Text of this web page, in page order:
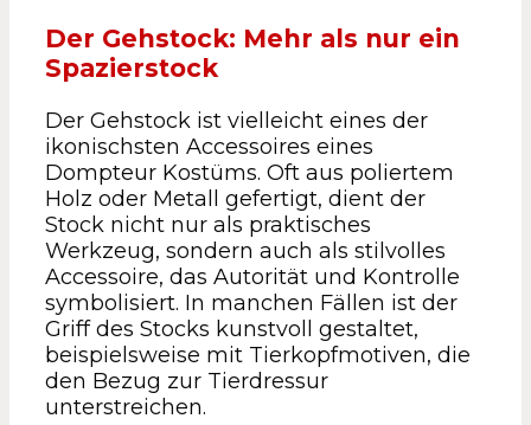
Der Gehstock: Mehr als nur ein
Spazierstock
Der Gehstock ist vielleicht eines der
ikonischsten Accessoires eines
Dompteur Kostüms. Oft aus poliertem
Holz oder Metall gefertigt, dient der
Stock nicht nur als praktisches
Werkzeug, sondern auch als stilvolles
Accessoire, das Autorität und Kontrolle
symbolisiert. In manchen Fällen ist der
Griff des Stocks kunstvoll gestaltet,
beispielsweise mit Tierkopfmotiven, die
den Bezug zur Tierdressur
unterstreichen.